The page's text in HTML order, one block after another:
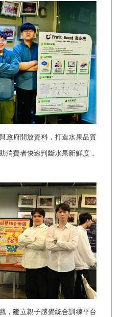
政府開放資料，打造水果品質
消費者快速判斷水果新鮮度，
，建立親子感覺統合訓練平台